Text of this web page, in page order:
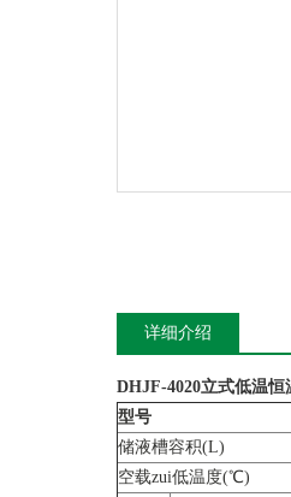
详细介绍
DHJF-4020立式低温
型号
储液槽容积(L)
空载zui低温度(℃)